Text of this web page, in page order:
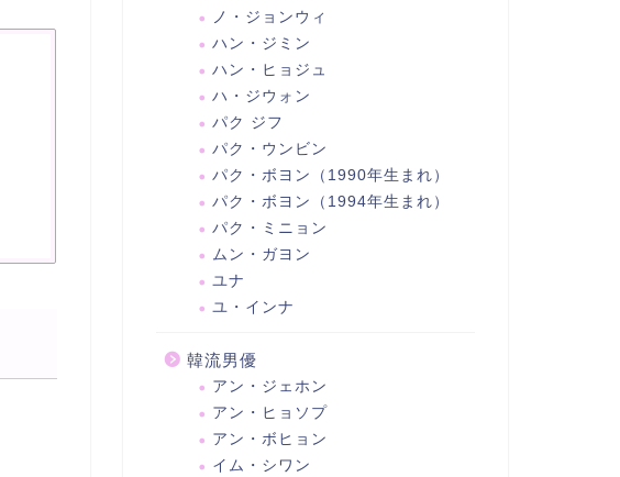
ノ・ジョンウィ
ハン・ジミン
ハン・ヒョジュ
ハ・ジウォン
パク ジフ
パク・ウンビン
パク・ボヨン（1990年生まれ）
パク・ボヨン（1994年生まれ）
パク・ミニョン
ムン・ガヨン
ユナ
ユ・インナ
韓流男優
アン・ジェホン
アン・ヒョソプ
アン・ボヒョン
イム・シワン